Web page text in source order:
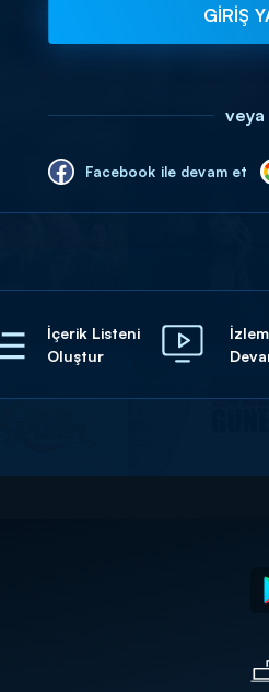
GİRİŞ
veya
Facebook ile devam et
İçerik Listeni
Oluştur